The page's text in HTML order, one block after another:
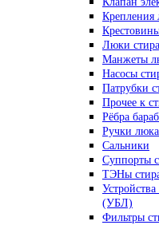
Крепления
Люки
Манжеты
Насосы
Патрубки
Прочее к
Рёбра
Ручки
Сальники
Суппорты
ТЭНы
(УБЛ)
Фильтры